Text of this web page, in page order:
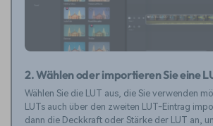
2. Wählen oder importieren Sie eine
Wählen Sie die LUT aus, die Sie verwenden
LUTs auch über den zweiten LUT-Eintrag
dann die Deckkraft oder Stärke der LUT an,